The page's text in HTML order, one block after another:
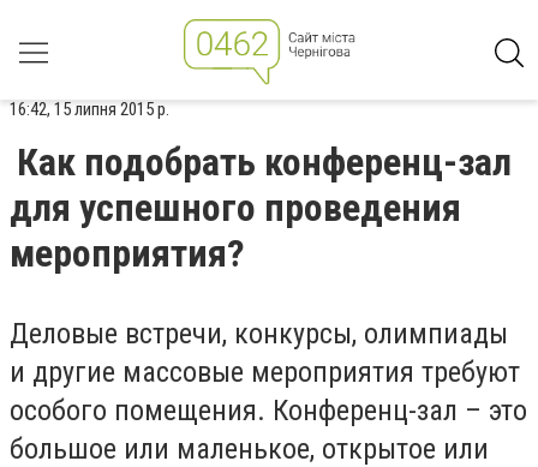
16:42, 15 липня 2015 р.
Как подобрать конференц-зал
для успешного проведения
мероприятия?
Деловые встречи, конкурсы, олимпиады
и другие массовые мероприятия требуют
особого помещения. Конференц-зал – это
большое или маленькое, открытое или